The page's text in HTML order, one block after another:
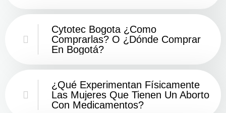
Cytotec Bogota ¿Como
Comprarlas? O ¿Dónde Comprar
En Bogotá?
¿Qué Experimentan Físicamente
Las Mujeres Que Tienen Un Aborto
Con Medicamentos?